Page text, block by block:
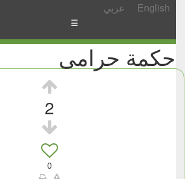
عربي English
☰
حكمة حرامى
2
0